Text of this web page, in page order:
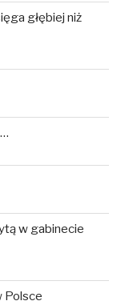
głębiej niż
w gabinecie
Polsce